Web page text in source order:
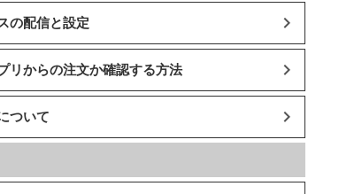
の配信と設定
リからの注文か確認する方法
ついて